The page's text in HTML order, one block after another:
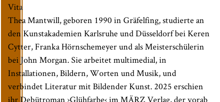
Vita
Thea Mantwill, geboren 1990 in Gräfelfing, studierte an
den Kunstakademien Karlsruhe und Düsseldorf bei Keren
Cytter, Franka Hörnschemeyer und als Meisterschülerin
bei John Morgan. Sie arbeitet multimedial, in
Installationen, Bildern, Worten und Musik, und
verbindet Literatur mit Bildender Kunst. 2025 erschien
ihr Debütroman ›Glühfarbe‹ im MÄRZ Verlag, der vorab